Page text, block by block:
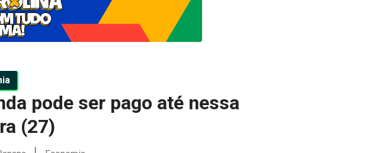
pode ser pago até nessa
(27)